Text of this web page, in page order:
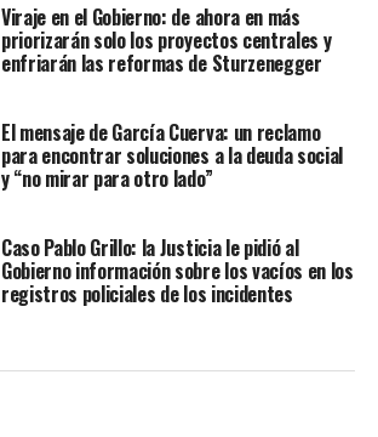
Viraje en el Gobierno: de ahora en más
priorizarán solo los proyectos centrales y
enfriarán las reformas de Sturzenegger
El mensaje de García Cuerva: un reclamo
para encontrar soluciones a la deuda social
y “no mirar para otro lado”
Caso Pablo Grillo: la Justicia le pidió al
Gobierno información sobre los vacíos en los
registros policiales de los incidentes